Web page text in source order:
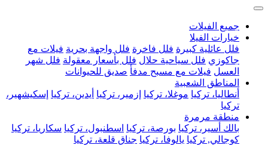
جميع الفيلات
خيارات الفيلا
فلل عائلية كبيرة فلل فاخرة فلل واجهة بحرية فيلات مع
جاكوزي فلل سياحية حلال فلل بأسعار معقولة فلل شهر
العسل فيلات مع مسبح مدفأ صديق للحيوانات
المناطق الشعبية
أنطاليا، تركيا موغلا، تركيا إزمير، تركيا أيدين، تركيا إسكيشهير،
تركيا
منطقة مرمرة
بالك أسير، تركيا بورصة، تركيا اسطنبول، تركيا سكاريا، تركيا
كوجالي, تركيا يالوفا، تركيا جناق قلعة، تركيا